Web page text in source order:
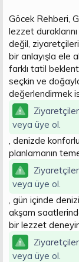
Göcek Rehberi,
lezzet
değil,
bir anlayışla ele
farklı tatil
seçkin ve
değerlendirmek
veya üye ol.
, denizde
planlamanın
veya üye ol.
, gün içinde
akşam
bir lezzet
veya üye ol.